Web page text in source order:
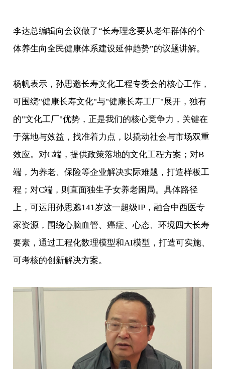
李达总编辑向会议做了“长寿理念要从老年群体的个
体养生向全民健康体系建设延伸趋势”的议题讲解。
杨帆表示，孙思邈长寿文化工程专委会的核心工作，
可围绕"健康长寿文化"与"健康长寿工厂"展开，独有
的"文化工厂"优势，正是我们的核心竞争力，关键在
于落地与效益，找准着力点，以撬动社会与市场双重
效应。对G端，提供政策落地的文化工程方案；对B
端，为养老、保险等企业解决实际难题，打造样板工
程；对C端，则直面独生子女养老困局。具体路径
上，可运用孙思邈141岁这一超级IP，融合中西医专
家资源，围绕心脑血管、癌症、心态、环境四大长寿
要素，通过工程化数理模型和AI模型，打造可实施、
可考核的创新解决方案。